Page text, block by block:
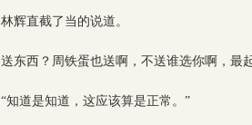
林辉直截了当的说道。
送东西？周铁蛋也送啊，不送谁选你啊，最
“知道是知道，这应该算是正常。”